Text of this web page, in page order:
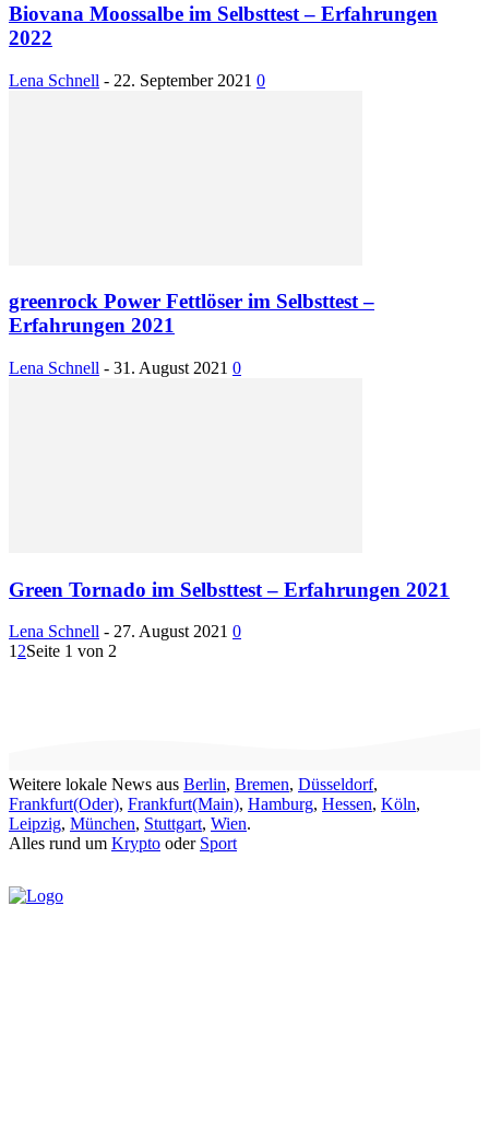
Biovana Moossalbe im Selbsttest – Erfahrungen
2022
Lena Schnell - 22. September 2021 0
greenrock Power Fettlöser im Selbsttest –
Erfahrungen 2021
Lena Schnell - 31. August 2021 0
Green Tornado im Selbsttest – Erfahrungen 2021
Lena Schnell - 27. August 2021 0
12Seite 1 von 2
Weitere lokale News aus Berlin, Bremen, Düsseldorf,
Frankfurt(Oder), Frankfurt(Main), Hamburg, Hessen, Köln,
Leipzig, München, Stuttgart, Wien.
Alles rund um Krypto oder Sport